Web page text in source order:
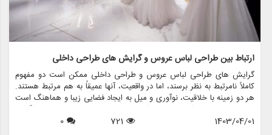
ارتباط بین طراحی لباس عروس و گرایش های طراحی داخلی
گرایش های طراحی لباس عروس و طراحی داخلی ممکن است دو مفهوم
کاملاً نامرتبط به نظر برسند، اما در واقعیت، آنها عمیقاً به هم مرتبط هستند.
هر دو زمینه با خلاقیت، نوآوری و میل به ایجاد فضایی زیبا و هماهنگ است
که شخصیت و سبک فرد را منعکس می کند. مزون چرخچی فروشگاهی
است که این ارتباط را کاملاً تجسم می بخشد و اجاره لباس عروس، فروش،
1403/04/01
721
0